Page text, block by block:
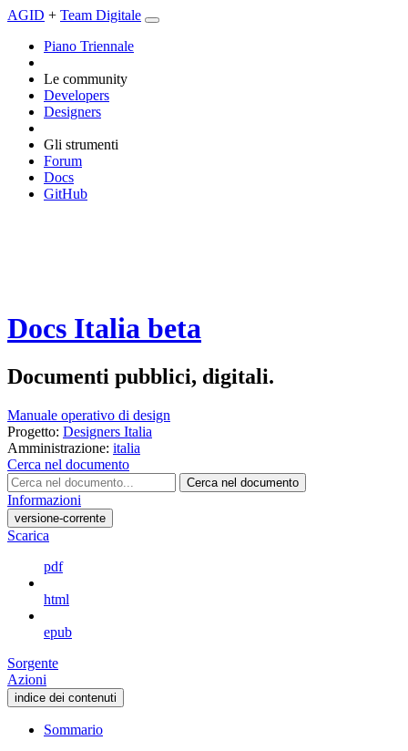
AGID + Team Digitale
Piano Triennale
Le community
Developers
Designers
Gli strumenti
Forum
Docs
GitHub
Docs Italia beta
Documenti pubblici, digitali.
Manuale operativo di design
Progetto: Designers Italia
Amministrazione: italia
Cerca nel documento
Cerca nel documento
Informazioni
versione-corrente
Scarica
pdf
html
epub
Sorgente
Azioni
indice dei contenuti
Sommario